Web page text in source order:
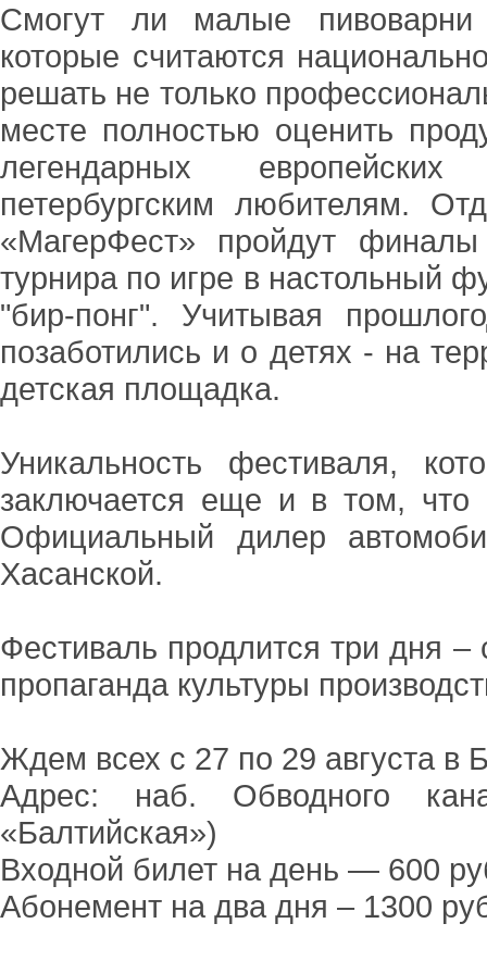
Смогут ли малые
которые считаются
решать не только
месте полностью оценить
легендарных европейских
петербургским любителям.
«МагерФест» пройдут финалы
турнира по игре в настольный
"бир-понг". Учитывая
позаботились и о детях - на
детская площадка.
Уникальность фестиваля,
заключается еще и в том, что
Официальный дилер
Хасанской.
Фестиваль продлится три дня –
пропаганда культуры
Ждем всех с 27 по 29 августа в
Адрес: наб. Обводного
«Балтийская»)
Входной билет на день — 600
Абонемент на два дня – 1300